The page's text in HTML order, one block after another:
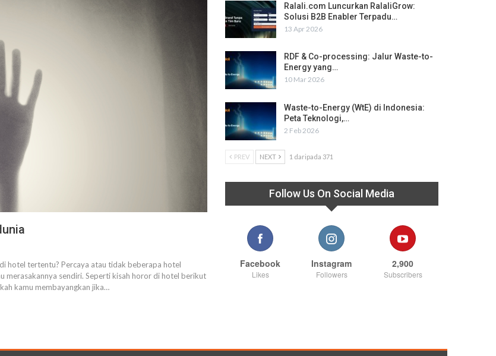
hotel tertentu? Percaya atau tidak beberapa hotel
merasakannya sendiri. Seperti kisah horor di hotel berikut
kamu membayangkan jika…
Ralali.com Luncurkan RalaliGrow:
Solusi B2B Enabler Terpadu…
13 Apr 2026
RDF & Co-processing: Jalur Waste-to-
Energy yang…
10 Mar 2026
Waste-to-Energy (WtE) di Indonesia:
Peta Teknologi,…
2 Feb 2026
PREV NEXT 1 daripada 371
Follow Us On Social Media
Facebook
Likes
Instagram
Followers
2,900
Subscribers